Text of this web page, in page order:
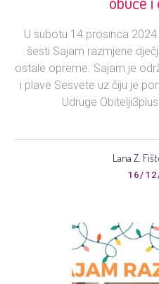
U subotu 14.prosinca
šesti Sajam razmjene
ostale opreme. Sajam je
i plave Sesvete uz čiju je
Udruge
Lana Z.
16/